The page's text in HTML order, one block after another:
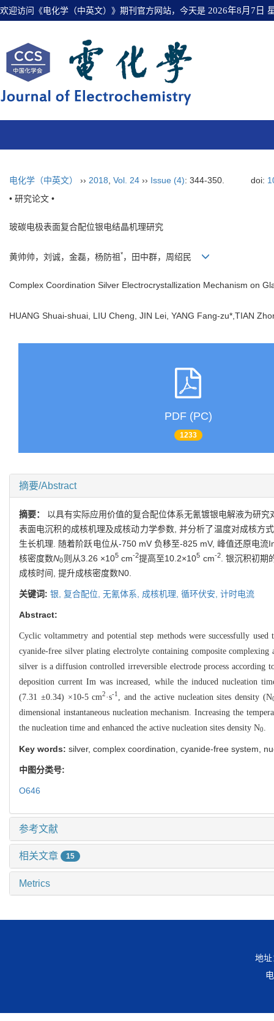
欢迎访问《电化学（中英文）》期刊官方网站，今天是 2026年8月7日
电化学（中英文） ›› 2018 Vol. 24 ›› Issue (4): 344-350. doi:
• 研究论文 •
玻碳电极表面复合配位银电结晶机理研究
黄帅帅，刘诚，金磊，杨防祖*，田中群，周绍民
Complex Coordination Silver Electrocrystallization Mechanism on
HUANG Shuai-shuai, LIU Cheng, JIN Lei, YANG Fang-zu*,TIAN
PDF (PC)
1233
摘要/Abstract
摘要： 以具有实际应用价值的复合配位体系无氰镀银电解液为研
表面电沉积的成核机理及成核动力学参数, 并分析了温度对成核方
生长机理. 随着阶跃电位从-750 mV 负移至-825 mV, 峰值还原电
核密度数N0则从3.26 ×105cm-2提高至10.2×105 cm-2. 银沉积初期
成核时间, 提升成核密度数N0.
关键词: 银, 复合配位, 无氰体系, 成核机理, 循环伏安, 计时电流
Abstract:
Cyclic voltammetry and potential step methods were successfully
cyanide-free silver plating electrolyte containing composite
silver is a diffusion controlled irreversible electrode process according
deposition current Im was increased, while the induced nucleation
(7.31 ±0.34) ×10-5 cm2·s-1 , and the active nucleation sites density (N
dimensional instantaneous nucleation mechanism. Increasing the
the nucleation time and enhanced the active nucleation sites density N0
Key words: silver, complex coordination, cyanide-free system,
中图分类号:
O646
参考文献
相关文章 15
Metrics
地